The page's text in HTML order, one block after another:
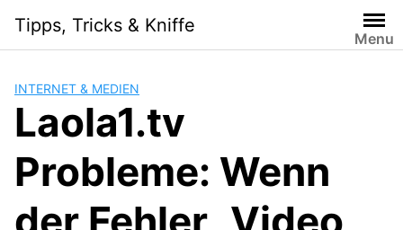
content
Tipps, Tricks & Kniffe
Menu
INTERNET & MEDIEN
Laola1.tv
Probleme: Wenn